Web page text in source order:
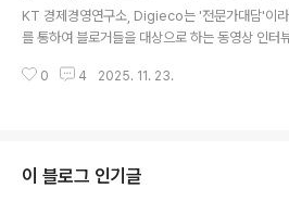
고 제목은 '앱스토어의 비즈니스 모델'로 붙혀보
이다. ss-1562531from Seungyul Kim 잡지의
KT 경제경영연구소, Digieco는 '전문가대담'이라
를 통하여 블로거들을 대상으로 하는 동영상 인터
앱스토어에 대한 이야기를 요청하였고, 당시 앱스토
을 하지 못해 조금은 아쉬운 인터뷰를 하였다. 시간
러, 앱스토어에 대한 몇가지 다른 양상들이 보이는
0 4 2025. 11. 23.
이 블로그 인기글